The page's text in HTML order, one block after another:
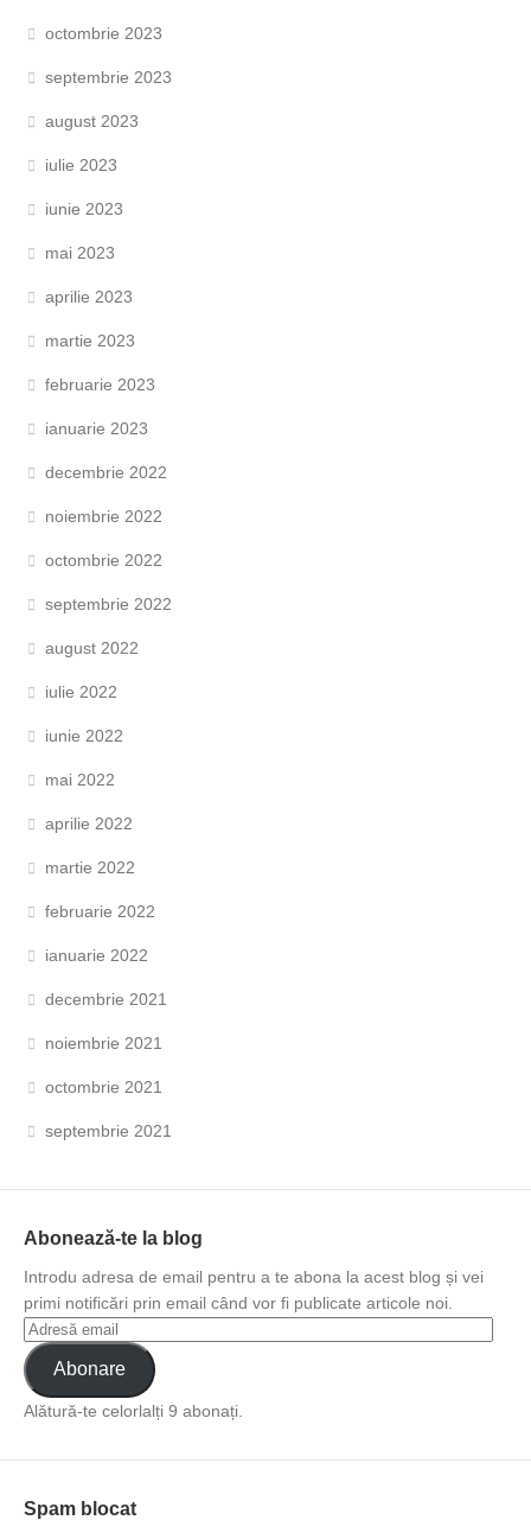
octombrie 2023
septembrie 2023
august 2023
iulie 2023
iunie 2023
mai 2023
aprilie 2023
martie 2023
februarie 2023
ianuarie 2023
decembrie 2022
noiembrie 2022
octombrie 2022
septembrie 2022
august 2022
iulie 2022
iunie 2022
mai 2022
aprilie 2022
martie 2022
februarie 2022
ianuarie 2022
decembrie 2021
noiembrie 2021
octombrie 2021
septembrie 2021
Abonează-te la blog
Introdu adresa de email pentru a te abona la acest blog și vei
primi notificări prin email când vor fi publicate articole noi.
Abonare
Alătură-te celorlalți 9 abonați.
Spam blocat